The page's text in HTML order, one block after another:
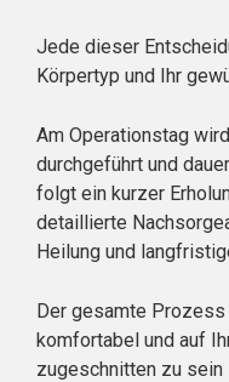
Jede dieser
Körpertyp und Ihr
Am Operationstag
durchgeführt und
folgt ein kurzer
detaillierte
Heilung und
Der gesamte
komfortabel und auf
zugeschnitten zu